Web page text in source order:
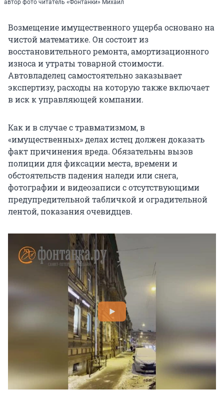
автор фото читатель «Фонтанки» Михаил
Возмещение имущественного ущерба основано на
чистой математике. Он состоит из
восстановительного ремонта, амортизационного
износа и утраты товарной стоимости.
Автовладелец самостоятельно заказывает
экспертизу, расходы на которую также включает
в иск к управляющей компании.
Как и в случае с травматизмом, в
«имущественных» делах истец должен доказать
факт причинения вреда. Обязательны вызов
полиции для фиксации места, времени и
обстоятельств падения наледи или снега,
фотографии и видеозаписи с отсутствующими
предупредительной табличкой и оградительной
лентой, показания очевидцев.